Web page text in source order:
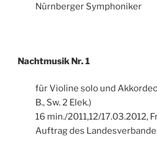
Nürnberger Symphoniker
Nachtmusik Nr. 1
für Violine solo und
B., Sw. 2 Elek.)
16 min./2011,12/17.03.2012,
Auftrag des